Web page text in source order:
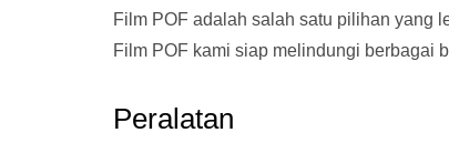
Film POF adalah salah satu pilihan yang
Film POF kami siap melindungi berbagai
Peralatan